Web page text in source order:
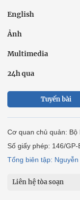
English
Ảnh
Multimedia
24h qua
Tuyến bài
Cơ quan chủ quản:
Số giấy phép: 146/
Tổng biên tập: Nguyễn
Liên hệ tòa soạn